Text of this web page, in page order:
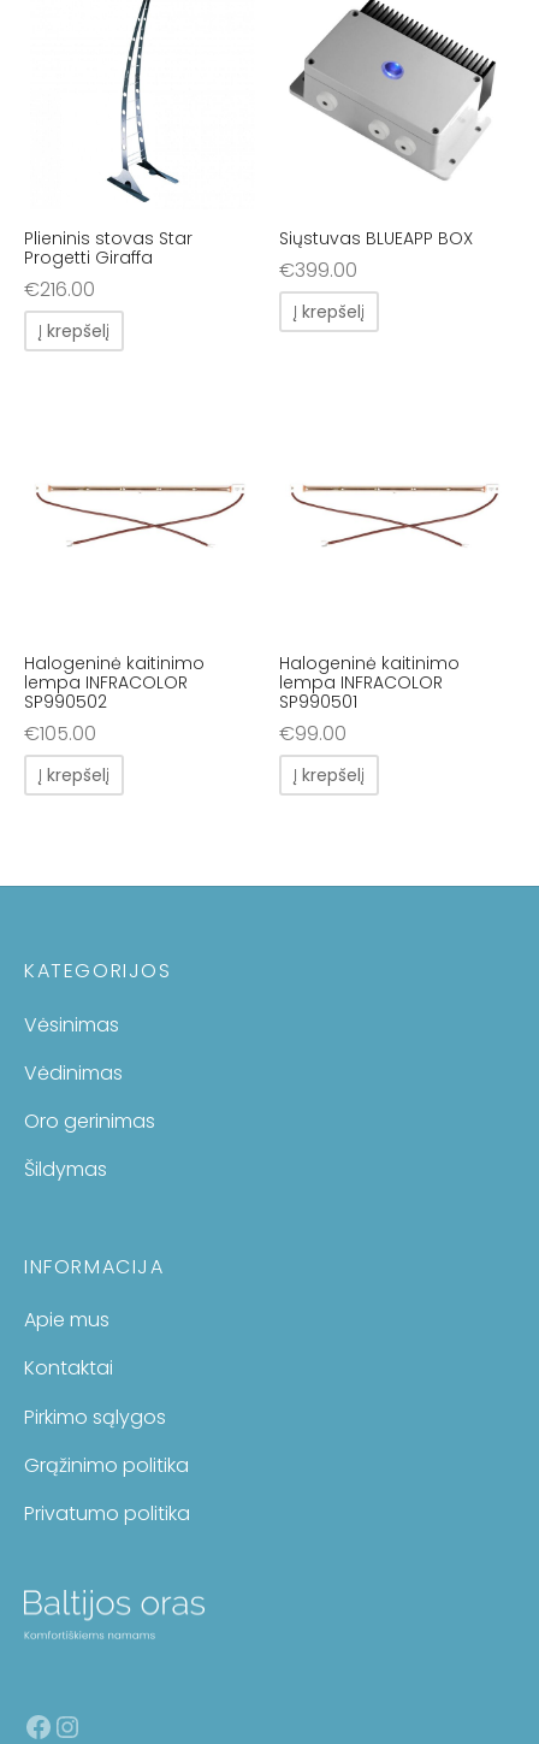
Plieninis stovas Star
Progetti Giraffa
€216.00
Į krepšelį
Siųstuvas BLUEAPP BOX
€399.00
Į krepšelį
Halogeninė kaitinimo
lempa INFRACOLOR
SP990502
€105.00
Į krepšelį
Halogeninė kaitinimo
lempa INFRACOLOR
SP990501
€99.00
Į krepšelį
KATEGORIJOS
Vėsinimas
Vėdinimas
Oro gerinimas
Šildymas
INFORMACIJA
Apie mus
Kontaktai
Pirkimo sąlygos
Grąžinimo politika
Privatumo politika
Facebook